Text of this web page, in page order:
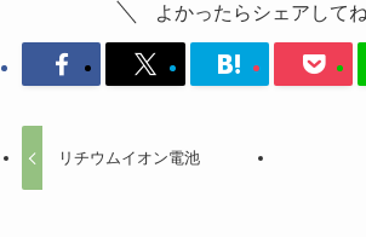
よかったらシェアしてね
リチウムイオン電池